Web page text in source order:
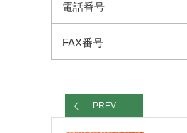
電話番号
FAX番号
PREV